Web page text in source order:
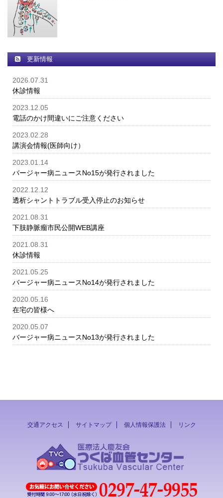
更新情報
2026.07.31
休診情報
2023.12.05
電話のかけ間違いにご注意ください
2023.02.28
講演会情報(医師向け）
2023.01.14
バージャー病ニュースNo15が発行されました
2022.12.12
透析シャントトラブル受入停止のお知らせ
2021.08.31
下肢静脈瘤市民公開WEB講座
2021.08.31
休診情報
2021.05.25
バージャー病ニュースNo14が発行されました
2020.05.16
在宅の皆様へ
2020.05.07
バージャー病ニュースNo13が発行されました
交通アクセス サイトマップ 個人情報保護法 リンク